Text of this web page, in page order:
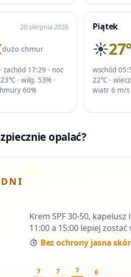
20 sierpnia 2026
dużo chmur
zachód 17:29 · noc
· wilg. 53% ·
60%
Piątek
☀️
wschód
22℃ ·
wiatr 6 m/s
opalać?
Krem SPF 30-50,
11:00 a 15:00 lepiej zostać
Bez ochrony jasna
7 7 7 6